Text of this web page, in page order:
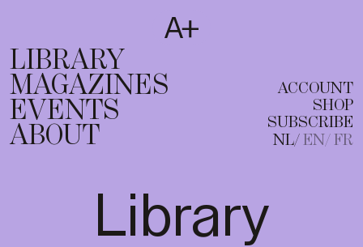
T
EN FR
LIBRARY
MAGAZINES
EVENTS
ABOUT
ACCOUNT
SHOP
SUBSCRIBE
NL EN FR
Library